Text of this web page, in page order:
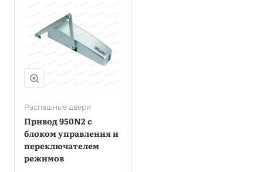
Распашные двери
Привод 950N2 с
блоком управления и
переключателем
режимов